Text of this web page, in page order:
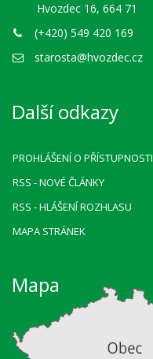
Hvozdec 16, 664 71
(+420) 549 420 169
starosta@hvozdec.cz
Další odkazy
PROHLÁŠENÍ O PŘÍSTUPNOSTI
RSS - NOVÉ ČLÁNKY
RSS - HLÁŠENÍ ROZHLASU
MAPA STRÁNEK
Mapa